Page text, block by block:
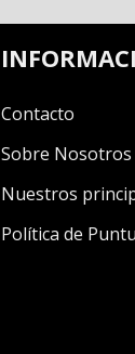
Contacto
Sobre Nosotros
Nuestros
Política de